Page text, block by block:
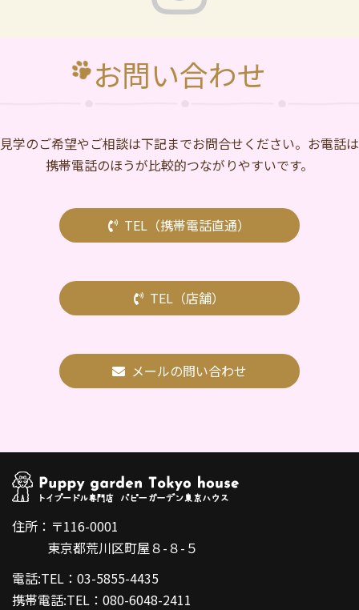
お問い合わせ
⾒学のご希望やご相談は下記までお問合せください。お電話は
携帯電話のほうが比較的つながりやすいです。
TEL（携帯電話直通）
TEL（店舗）
メールの問い合わせ
住所：〒116-0001
東京都荒川区町屋８-８-５
電話:TEL：03-5855-4435
携帯電話:TEL：080-6048-2411